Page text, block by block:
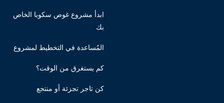
ابدأ مشروع غوص سكوبا الخاص
بك
المُساعدة في التخطيط لمشروع
كم يستغرق من الوقت؟
كن تاجر تجزئة أو منتجع